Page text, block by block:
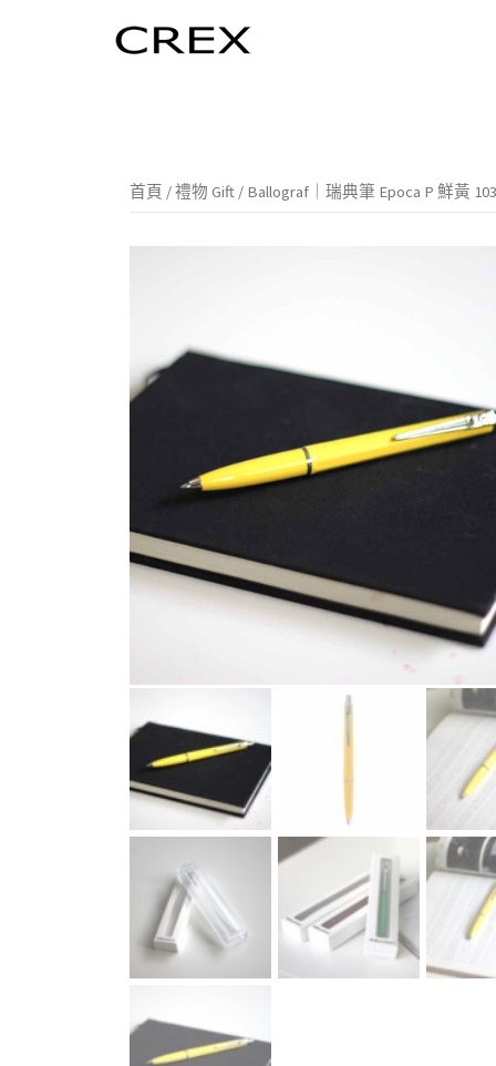
首頁 /禮物 Gift / Ballograf｜瑞典筆 Epoca P 鮮黃